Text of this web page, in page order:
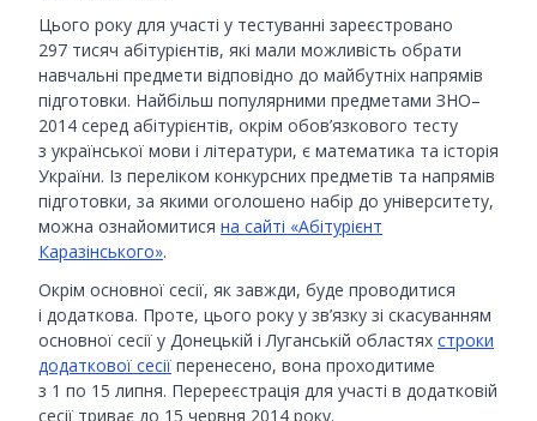
Цього року для участі у тестуванні зареєстровано
297 тисяч абітурієнтів, які мали можливість обрати
навчальні предмети відповідно до майбутніх напрямів
підготовки. Найбільш популярними предметами ЗНО–
2014 серед абітурієнтів, окрім обов’язкового тесту
з української мови і літератури, є математика та історія
України. Із переліком конкурсних предметів та напрямів
підготовки, за якими оголошено набір до університету,
можна ознайомитися на сайті «Абітурієнт
Каразінського».
Окрім основної сесії, як завжди, буде проводитися
і додаткова. Проте, цього року у зв’язку зі скасуванням
основної сесії у Донецькій і Луганській областях строки
додаткової сесії перенесено, вона проходитиме
з 1 по 15 липня. Перереєстрація для участі в додатковій
сесії триває до 15 червня 2014 року.